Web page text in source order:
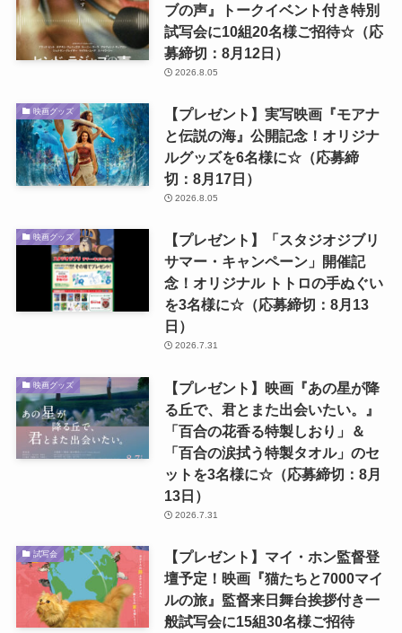
ブの声』トークイベント付き特別
試写会に10組20名様ご招待☆（応
募締切：8月12日）
2026.8.05
映画グッズ
【プレゼント】実写映画『モアナ
と伝説の海』公開記念！オリジナ
ルグッズを6名様に☆（応募締
切：8月17日）
2026.8.05
映画グッズ
【プレゼント】「スタジオジブリ
サマー・キャンペーン」開催記
念！オリジナル トトロの手ぬぐい
を3名様に☆（応募締切：8月13
日）
2026.7.31
映画グッズ
【プレゼント】映画『あの星が降
る丘で、君とまた出会いたい。』
「百合の花香る特製しおり」＆
「百合の涙拭う特製タオル」のセ
ットを3名様に☆（応募締切：8月
13日）
2026.7.31
試写会
【プレゼント】マイ・ホン監督登
壇予定！映画『猫たちと7000マイ
ルの旅』監督来日舞台挨拶付き一
般試写会に15組30名様ご招待